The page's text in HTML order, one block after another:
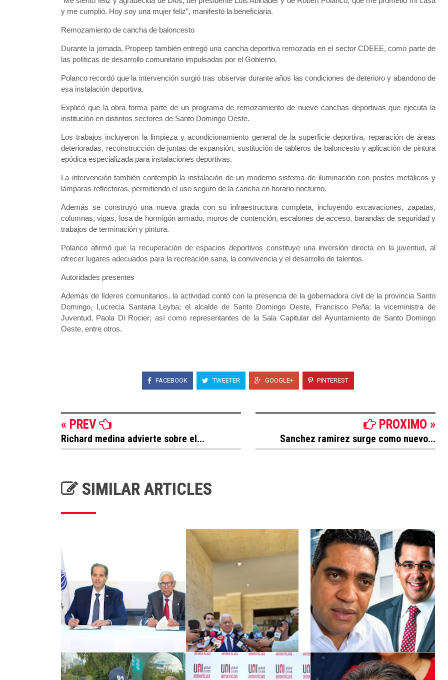
y me cumplió. Hoy soy una mujer feliz”, manifestó la beneficiaria.
Remozamiento de cancha de baloncesto
Durante la jornada, Propeep también entregó una cancha deportiva remozada en el sector CDEEE, como parte de
las políticas de desarrollo comunitario impulsadas por el Gobierno.
Polanco recordó que la intervención surgió tras observar durante años las condiciones de deterioro y abandono de
esa instalación deportiva.
Explicó que la obra forma parte de un programa de remozamiento de nueve canchas deportivas que ejecuta la
institución en distintos sectores de Santo Domingo Oeste.
Los trabajos incluyeron la limpieza y acondicionamiento general de la superficie deportiva, reparación de áreas
deterioradas, reconstrucción de juntas de expansión, sustitución de tableros de baloncesto y aplicación de pintura
epódica especializada para instalaciones deportivas.
La intervención también contempló la instalación de un moderno sistema de iluminación con postes metálicos y
lámparas reflectoras, permitiendo el uso seguro de la cancha en horario nocturno.
Además se construyó una nueva grada con su infraestructura completa, incluyendo excavaciones, zapatas,
columnas, vigas, losa de hormigón armado, muros de contención, escalones de acceso, barandas de seguridad y
trabajos de terminación y pintura.
Polanco afirmó que la recuperación de espacios deportivos constituye una inversión directa en la juventud, al
ofrecer lugares adecuados para la recreación sana, la convivencia y el desarrollo de talentos.
Autoridades presentes
Además de líderes comunitarios, la actividad contó con la presencia de la gobernadora civil de la provincia Santo
Domingo, Lucrecia Santana Leyba; el alcalde de Santo Domingo Oeste, Francisco Peña; la viceministra de
Juventud, Paola Di Rocier; así como representantes de la Sala Capitular del Ayuntamiento de Santo Domingo
Oeste, entre otros.
FACEBOOK TWEETER GOOGLE+ PINTEREST
« PREV
Richard medina advierte sobre el...
PROXIMO »
Sanchez ramirez surge como nuevo...
SIMILAR ARTICLES